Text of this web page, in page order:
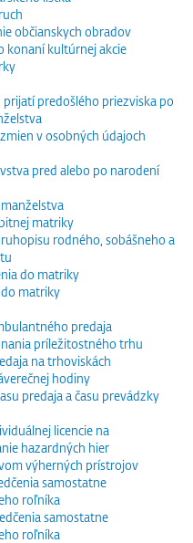
občianskych obradov
konaní kultúrnej akcie
prijatí predošlého priezviska po
v osobných údajoch
pred alebo po narodení
matriky
rodného, sobášneho a
do matriky
matriky
predaja
príležitostného trhu
na trhoviskách
hodiny
predaja a času prevádzky
licencie na
hazardných hier
výherných prístrojov
samostatne
roľníka
samostatne
roľníka